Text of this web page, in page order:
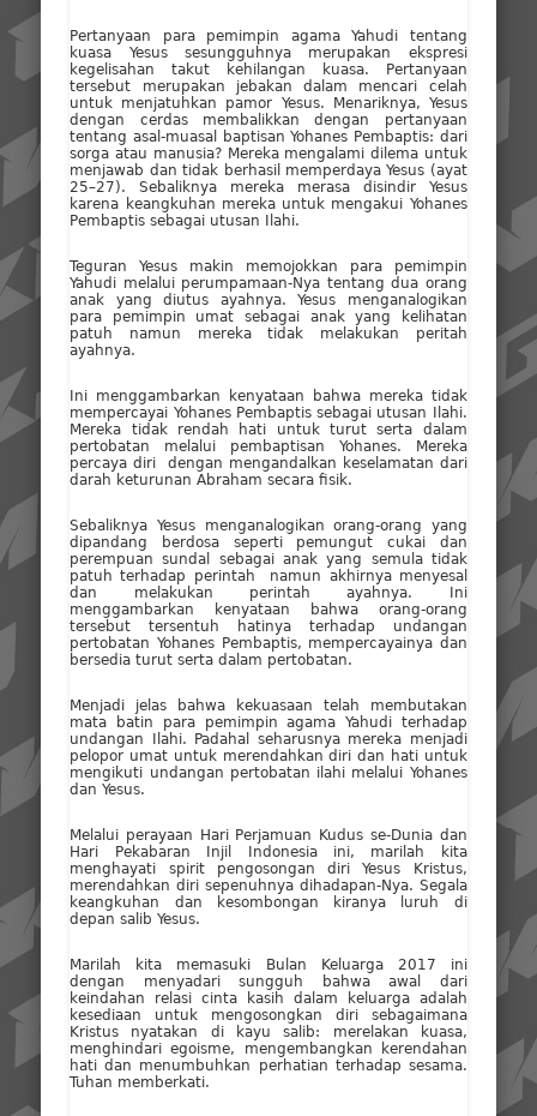
Pertanyaan para pemimpin agama Yahudi tentang
kuasa Yesus sesungguhnya merupakan ekspresi
kegelisahan takut kehilangan kuasa. Pertanyaan
tersebut merupakan jebakan dalam mencari celah
untuk menjatuhkan pamor Yesus. Menariknya, Yesus
dengan cerdas membalikkan dengan pertanyaan
tentang asal-muasal baptisan Yohanes Pembaptis: dari
sorga atau manusia? Mereka mengalami dilema untuk
menjawab dan tidak berhasil memperdaya Yesus (ayat
25–27). Sebaliknya mereka merasa disindir Yesus
karena keangkuhan mereka untuk mengakui Yohanes
Pembaptis sebagai utusan Ilahi.
Teguran Yesus makin memojokkan para pemimpin
Yahudi melalui perumpamaan-Nya tentang dua orang
anak yang diutus ayahnya. Yesus menganalogikan
para pemimpin umat sebagai anak yang kelihatan
patuh namun mereka tidak melakukan peritah
ayahnya.
Ini menggambarkan kenyataan bahwa mereka tidak
mempercayai Yohanes Pembaptis sebagai utusan Ilahi.
Mereka tidak rendah hati untuk turut serta dalam
pertobatan melalui pembaptisan Yohanes. Mereka
percaya diri dengan mengandalkan keselamatan dari
darah keturunan Abraham secara fisik.
Sebaliknya Yesus menganalogikan orang-orang yang
dipandang berdosa seperti pemungut cukai dan
perempuan sundal sebagai anak yang semula tidak
patuh terhadap perintah namun akhirnya menyesal
dan melakukan perintah ayahnya. Ini
menggambarkan kenyataan bahwa orang-orang
tersebut tersentuh hatinya terhadap undangan
pertobatan Yohanes Pembaptis, mempercayainya dan
bersedia turut serta dalam pertobatan.
Menjadi jelas bahwa kekuasaan telah membutakan
mata batin para pemimpin agama Yahudi terhadap
undangan Ilahi. Padahal seharusnya mereka menjadi
pelopor umat untuk merendahkan diri dan hati untuk
mengikuti undangan pertobatan ilahi melalui Yohanes
dan Yesus.
Melalui perayaan Hari Perjamuan Kudus se-Dunia dan
Hari Pekabaran Injil Indonesia ini, marilah kita
menghayati spirit pengosongan diri Yesus Kristus,
merendahkan diri sepenuhnya dihadapan-Nya. Segala
keangkuhan dan kesombongan kiranya luruh di
depan salib Yesus.
Marilah kita memasuki Bulan Keluarga 2017 ini
dengan menyadari sungguh bahwa awal dari
keindahan relasi cinta kasih dalam keluarga adalah
kesediaan untuk mengosongkan diri sebagaimana
Kristus nyatakan di kayu salib: merelakan kuasa,
menghindari egoisme, mengembangkan kerendahan
hati dan menumbuhkan perhatian terhadap sesama.
Tuhan memberkati.